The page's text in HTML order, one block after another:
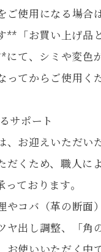
ご使用になる場合
**「お買い上げ品
にて、シミや変色
ってからご使用く
サポート
、お迎えいただい
だくため、職人に
ております。
やコバ（革の断面
ヤ出し調整、「角
お使いいただく中